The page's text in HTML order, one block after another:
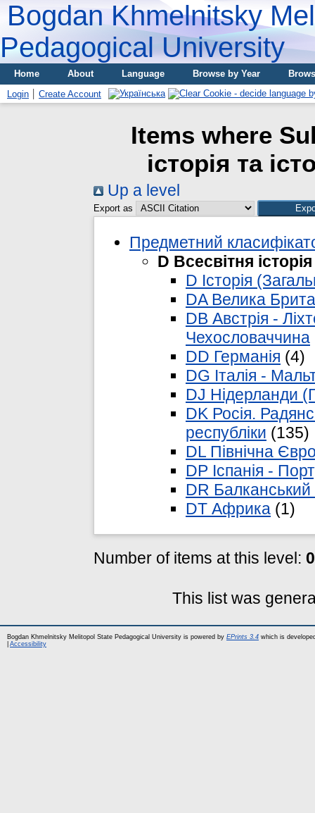
Bogdan Khmelnitsky
Pedagogical University
Home About Language Browse by Year
Login
Create Account
Items where
історія та
Up a level
Export as
Предметний
D Всесвітня
D Історія
DA Велика
DB Австрія -
Чехословаччина
DD Германія (4)
DG Італія -
DJ Нідерланди
DK Росія.
республіки (135)
DL Північна
DP Іспанія -
DR Балканський
DT Африка (1)
Number of items at this level: 0
This list was
Bogdan Khmelnitsky Melitopol State Pedagogical University is powered by EPrints 3.4 which is
Accessibility